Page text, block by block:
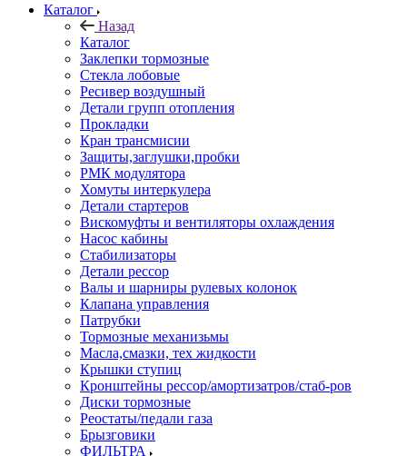
Каталог
Назад
Каталог
Заклепки тормозные
Стекла лобовые
Ресивер воздушный
Детали групп отопления
Прокладки
Кран трансмисии
Защиты,заглушки,пробки
РМК модулятора
Хомуты интеркулера
Детали стартеров
Вискомуфты и вентиляторы охлаждения
Насос кабины
Стабилизаторы
Детали рессор
Валы и шарниры рулевых колонок
Клапана управления
Патрубки
Тормозные механизьмы
Масла,смазки, тех жидкости
Крышки ступиц
Кронштейны рессор/амортизатров/стаб-ров
Диски тормозные
Реостаты/педали газа
Брызговики
ФИЛЬТРА